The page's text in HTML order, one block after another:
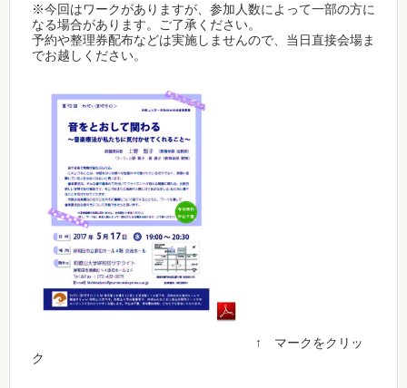
※今回はワークがありますが、参加人数によって一部の方に
なる場合があります。ご了承ください。
予約や整理券配布などは実施しませんので、当日直接会場ま
でお越しください。
↑ マークをクリッ
ク